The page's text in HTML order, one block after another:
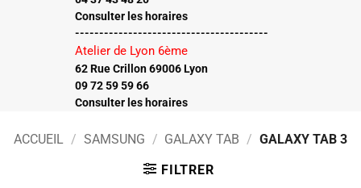
Consulter les horaires
----------------------------------------
Atelier de Lyon 6ème
62 Rue Crillon 69006 Lyon
09 72 59 59 66
Consulter les horaires
ACCUEIL / SAMSUNG / GALAXY TAB / GALAXY TAB 3
FILTRER